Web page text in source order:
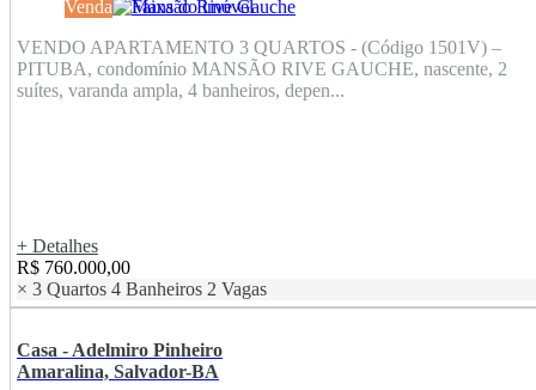
Venda
VENDO APARTAMENTO 3 QUARTOS - (Código 1501V) –
PITUBA, condomínio MANSÃO RIVE GAUCHE, nascente, 2
suítes, varanda ampla, 4 banheiros, depen...
+ Detalhes
R$ 760.000,00
× 3 Quartos 4 Banheiros 2 Vagas
Casa - Adelmiro Pinheiro
Amaralina, Salvador-BA